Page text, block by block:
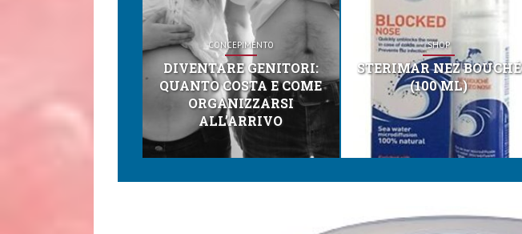
CONCEPIMENTO
DIVENTARE GENITORI:
QUANTO COSTA E COME
ORGANIZZARSI
ALL’ARRIVO
SHOP
STERIMAR NEZ BOUCHÉ
(100 ML)